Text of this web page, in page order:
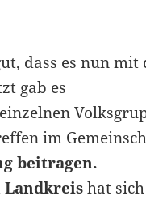
dass es nun mit
gab es
im
beitragen.
Landkreishat